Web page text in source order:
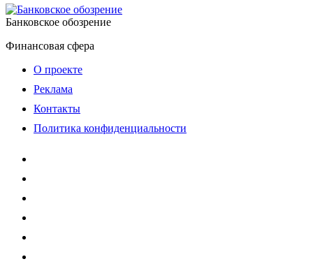
Банковское обозрение
Финансовая сфера
О проекте
Реклама
Контакты
Политика конфиденциальности